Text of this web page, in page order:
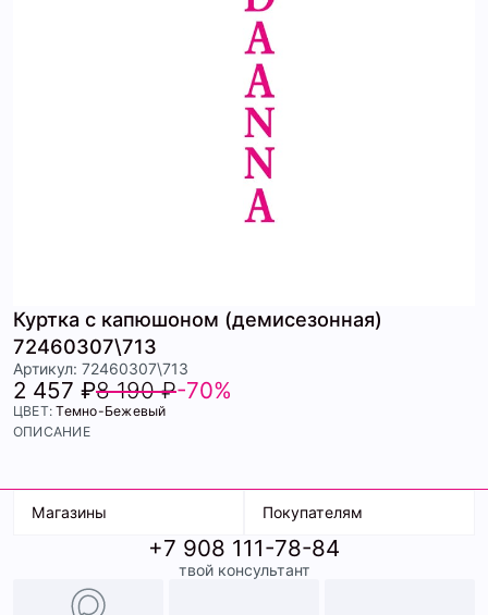
Куртка с капюшоном (демисезонная)
72460307\713
Артикул: 72460307\713
2 457 ₽8 190 ₽-70%
ЦВЕТ:Темно-Бежевый
ОПИСАНИЕ
Магазины
ТК Терминал
ТРК Континент
Покупателям
Доставка
Условия оплаты
+7 908 111-78-84
твой консультант